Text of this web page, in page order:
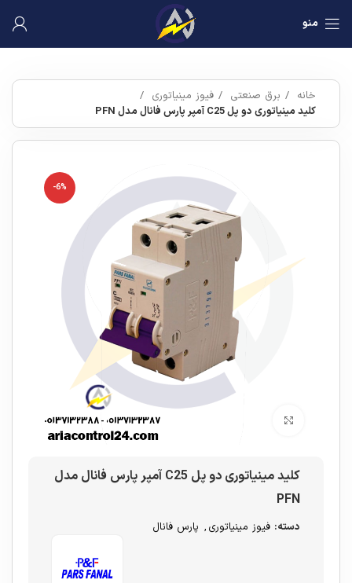
منو
خانه برق صنعتی
فیوز مینیاتوری
کلید مینیاتوری دو پل C25 آمپر پارس فانال مدل PFN
-6%
کلید مینیاتوری دو پل C25 آمپر پارس فانال مدل
PFN
دسته: فیوز مینیاتوری , پارس فانال